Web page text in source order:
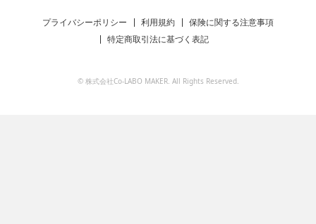
プライバシーポリシー 利用規約
保険に関する注意事項
特定商取引法に基づく表記
© 株式会社Co-LABO MAKER. All Rights Reserved.